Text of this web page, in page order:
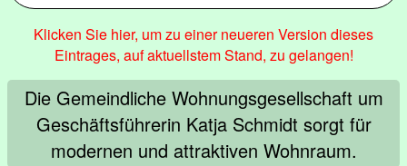
Klicken Sie hier, um zu einer neueren Version dieses
Eintrages, auf aktuellstem Stand, zu gelangen!
Die Gemeindliche Wohnungsgesellschaft um
Geschäftsführerin Katja Schmidt sorgt für
modernen und attraktiven Wohnraum.